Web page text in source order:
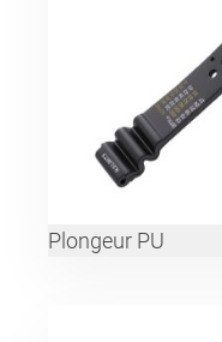
Plongeur PU